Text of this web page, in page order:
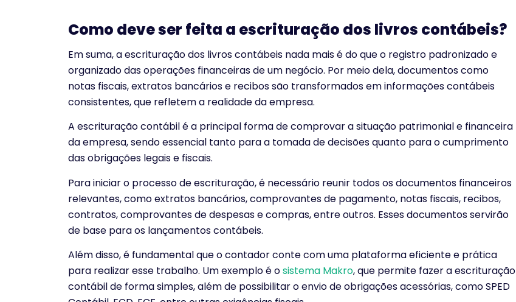
Como deve ser feita a escrituração dos livros contábeis?
Em suma, a escrituração dos livros contábeis nada mais é do que o registro padronizado e
organizado das operações financeiras de um negócio. Por meio dela, documentos como
notas fiscais, extratos bancários e recibos são transformados em informações contábeis
consistentes, que refletem a realidade da empresa.
A escrituração contábil é a principal forma de comprovar a situação patrimonial e financeira
da empresa, sendo essencial tanto para a tomada de decisões quanto para o cumprimento
das obrigações legais e fiscais.
Para iniciar o processo de escrituração, é necessário reunir todos os documentos financeiros
relevantes, como extratos bancários, comprovantes de pagamento, notas fiscais, recibos,
contratos, comprovantes de despesas e compras, entre outros. Esses documentos servirão
de base para os lançamentos contábeis.
Além disso, é fundamental que o contador conte com uma plataforma eficiente e prática
para realizar esse trabalho. Um exemplo é osistema Makro, que permite fazer a escrituração
contábil de forma simples, além de possibilitar o envio de obrigações acessórias, como SPED